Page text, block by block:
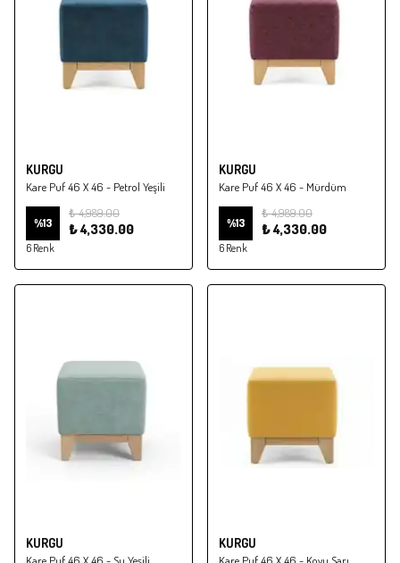
KURGU
Kare Puf 46 X 46 - Petrol Yeşili
%13
₺ 4,989.00
₺ 4,330.00
6 Renk
KURGU
Kare Puf 46 X 46 - Mürdüm
%13
₺ 4,989.00
₺ 4,330.00
6 Renk
KURGU KURGU